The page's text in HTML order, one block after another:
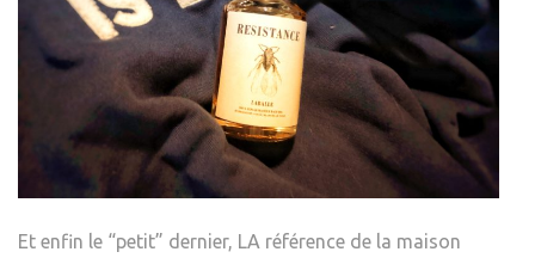
Et enfin le “petit” dernier, LA référence de la maison